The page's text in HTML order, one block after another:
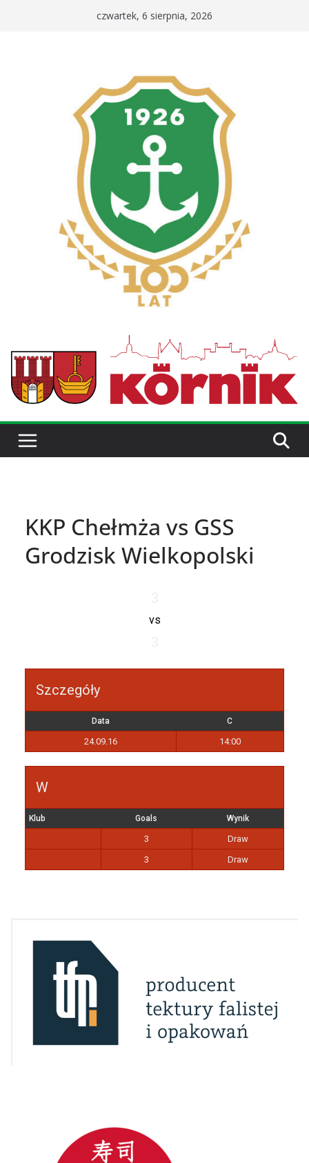
czwartek, 6 sierpnia, 2026
KKP Chełmża vs GSS
Grodzisk Wielkopolski
vs
Szczegóły
Data C
24.09.16 14:00
W
Klub Goals Wynik
3
Draw
3
Draw